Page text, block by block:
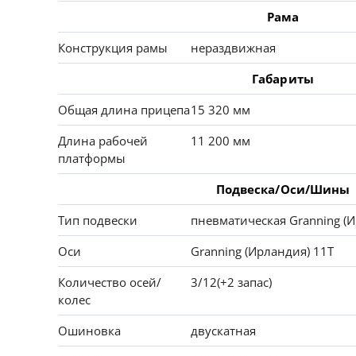
Рама
Конструкция рамы
нераздвижная
Габариты
Общая длина прицепа15 320 мм
Длина рабочей
платформы
11 200 мм
Подвеска/Оси/Шины
Тип подвески
пневматическая Granning
Оси
Granning (Ирландия) 11Т
Количество осей/
колес
3/12(+2 запас)
Ошиновка
двускатная